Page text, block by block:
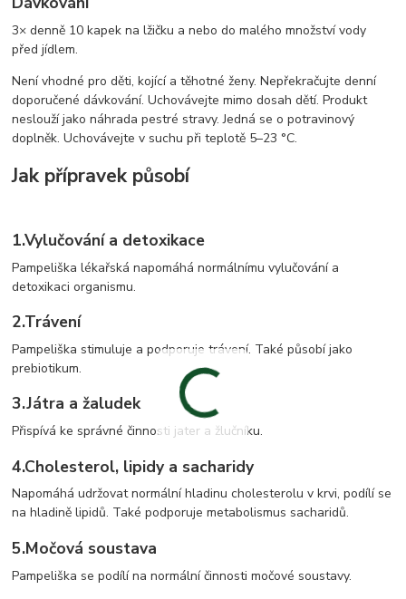
3× denně 10 kapek na lžičku a nebo do malého množství vody
před jídlem.
Není vhodné pro děti, kojící a těhotné ženy. Nepřekračujte denní
doporučené dávkování. Uchovávejte mimo dosah dětí. Produkt
neslouží jako náhrada pestré stravy. Jedná se o potravinový
doplněk. Uchovávejte v suchu při teplotě 5–23 °C.
Jak přípravek působí
1.Vylučování a detoxikace
Pampeliška lékařská napomáhá normálnímu vylučování a
detoxikaci organismu.
2.Trávení
Pampeliška stimuluje a podporuje trávení. Také působí jako
prebiotikum.
3.Játra a žaludek
Přispívá ke správné činnosti jater a žlučníku.
4.Cholesterol, lipidy a sacharidy
Napomáhá udržovat normální hladinu cholesterolu v krvi, podílí se
na hladině lipidů. Také podporuje metabolismus sacharidů.
5.Močová soustava
Pampeliška se podílí na normální činnosti močové soustavy.